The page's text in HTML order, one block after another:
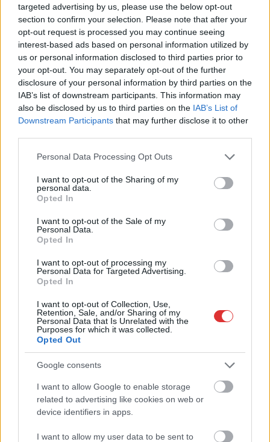
targeted advertising by us, please use the below opt-out
section to confirm your selection. Please note that after your
opt-out request is processed you may continue seeing
interest-based ads based on personal information utilized by
us or personal information disclosed to third parties prior to
your opt-out. You may separately opt-out of the further
disclosure of your personal information by third parties on the
IAB’s list of downstream participants. This information may
also be disclosed by us to third parties on the IAB’s List of
Downstream Participants that may further disclose it to other
Please note that this website/app uses one or more Google
not limited to your visit or usage behaviour. You may click to
grant or deny consent to Google and its third-party tags to
use your data for below specified purposes in below Google
consent section.
Personal Data Processing Opt Outs
I want to opt-out of the Sharing of my
personal data.
Opted In
I want to opt-out of the Sale of my
Personal Data.
Opted In
I want to opt-out of processing my
Personal Data for Targeted Advertising.
Opted In
I want to opt-out of Collection, Use,
Retention, Sale, and/or Sharing of my
Personal Data that Is Unrelated with the
Purposes for which it was collected.
Opted Out
Google consents
I want to allow Google to enable storage
related to advertising like cookies on web or
device identifiers in apps.
I want to allow my user data to be sent to
ünnepnap lesz, ha egyszer véletlenül a MÁV járatai egy egész
napon át megbízhatóan és pontosan járnának.
Magyarország csütörtök, források,lebénult, máv,összeomlás ,
szolnoki vonal,vitézy dávid
Bejegyzés
navigáció
Détári Lajos világválogatott
futballista Szolnokon mesélt
Egykori bencés apátsági
templom maradványait
Kapcsolódó cikkek
Már magasabb szinten is nyomoznak Szijjártó
büntetőügyében, vesztegetés miatt 3 év letöltendőt
kaphat és ez csak az egyik botrány